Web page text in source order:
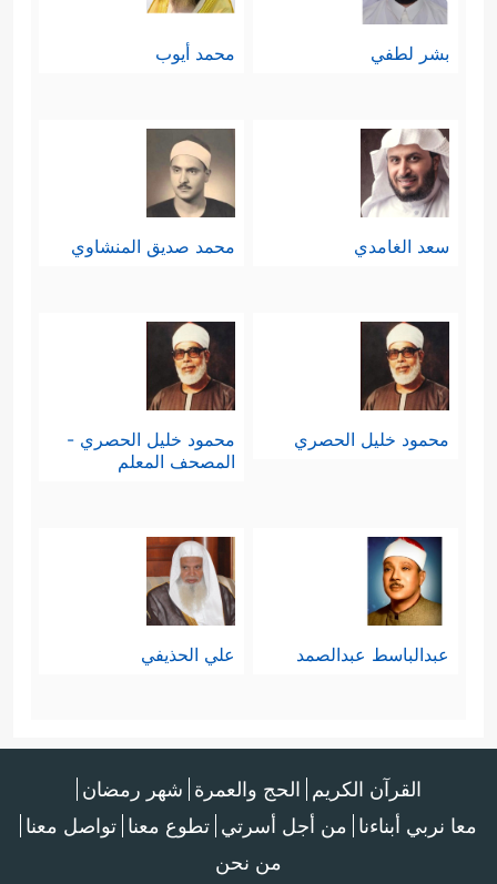
بشر لطفي محمد أيوب
سعد الغامدي محمد صديق المنشاوي
محمود خليل الحصري
محمود خليل الحصري -
المصحف المعلم
عبدالباسط عبدالصمد علي الحذيفي
القرآن الكريم الحج والعمرة شهر رمضان
معا نربي أبناءنا من أجل أسرتي تطوع معنا تواصل معنا
من نحن